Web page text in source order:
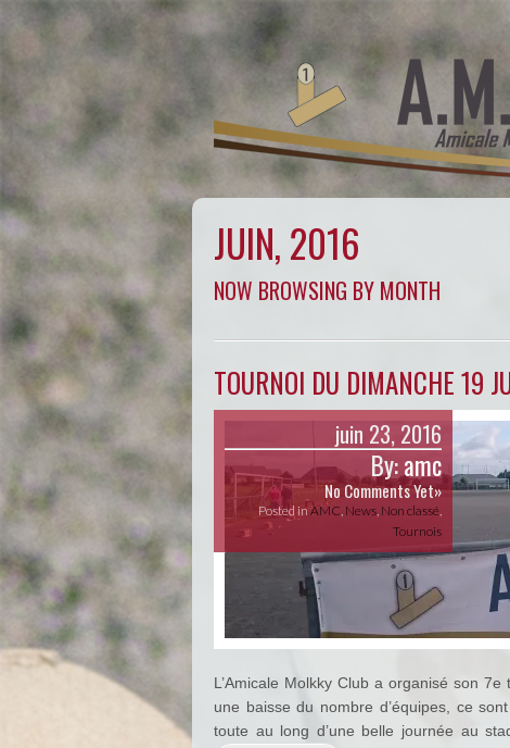
JUIN, 2016
NOW BROWSING BY MONTH
TOURNOI DU DIMANCHE 19
juin 23, 2016
By:amc
No Comments Yet»
Posted in AMC, News, Non classé,
Tournois
L’Amicale Molkky Club a organisé son
une baisse du nombre d’équipes, ce
toute au long d’une belle journée au